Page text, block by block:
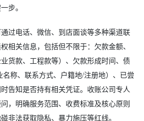
步。
过电话、微信、到店面谈等多种渠道联
相关信息，包括但不限于：欠款金额、
货款、工程款等）、欠款形成时间、债
称、联系方式、户籍地/注册地）、已尝
告知是否持有相关凭证。收账公司专人
，明确服务范围、收费标准及核心原则
法获取隐私、暴力施压等红线。